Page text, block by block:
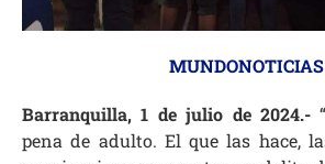
MUNDONOTICIAS
Barranquilla, 1 de julio de 2024.-
pena de adulto. El que las hace,